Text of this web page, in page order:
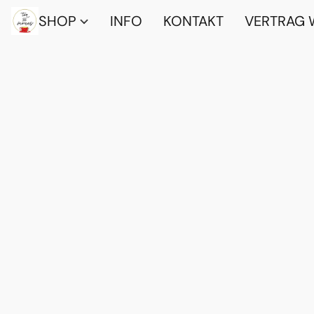
SHOP INFO KONTAKT VERTRAG